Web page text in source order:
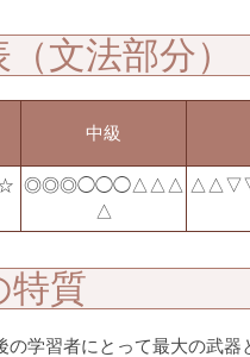
文法部分）
中級
◎◎◎◯◯◯△△△
△
特質
の学習者にとって最大の武器